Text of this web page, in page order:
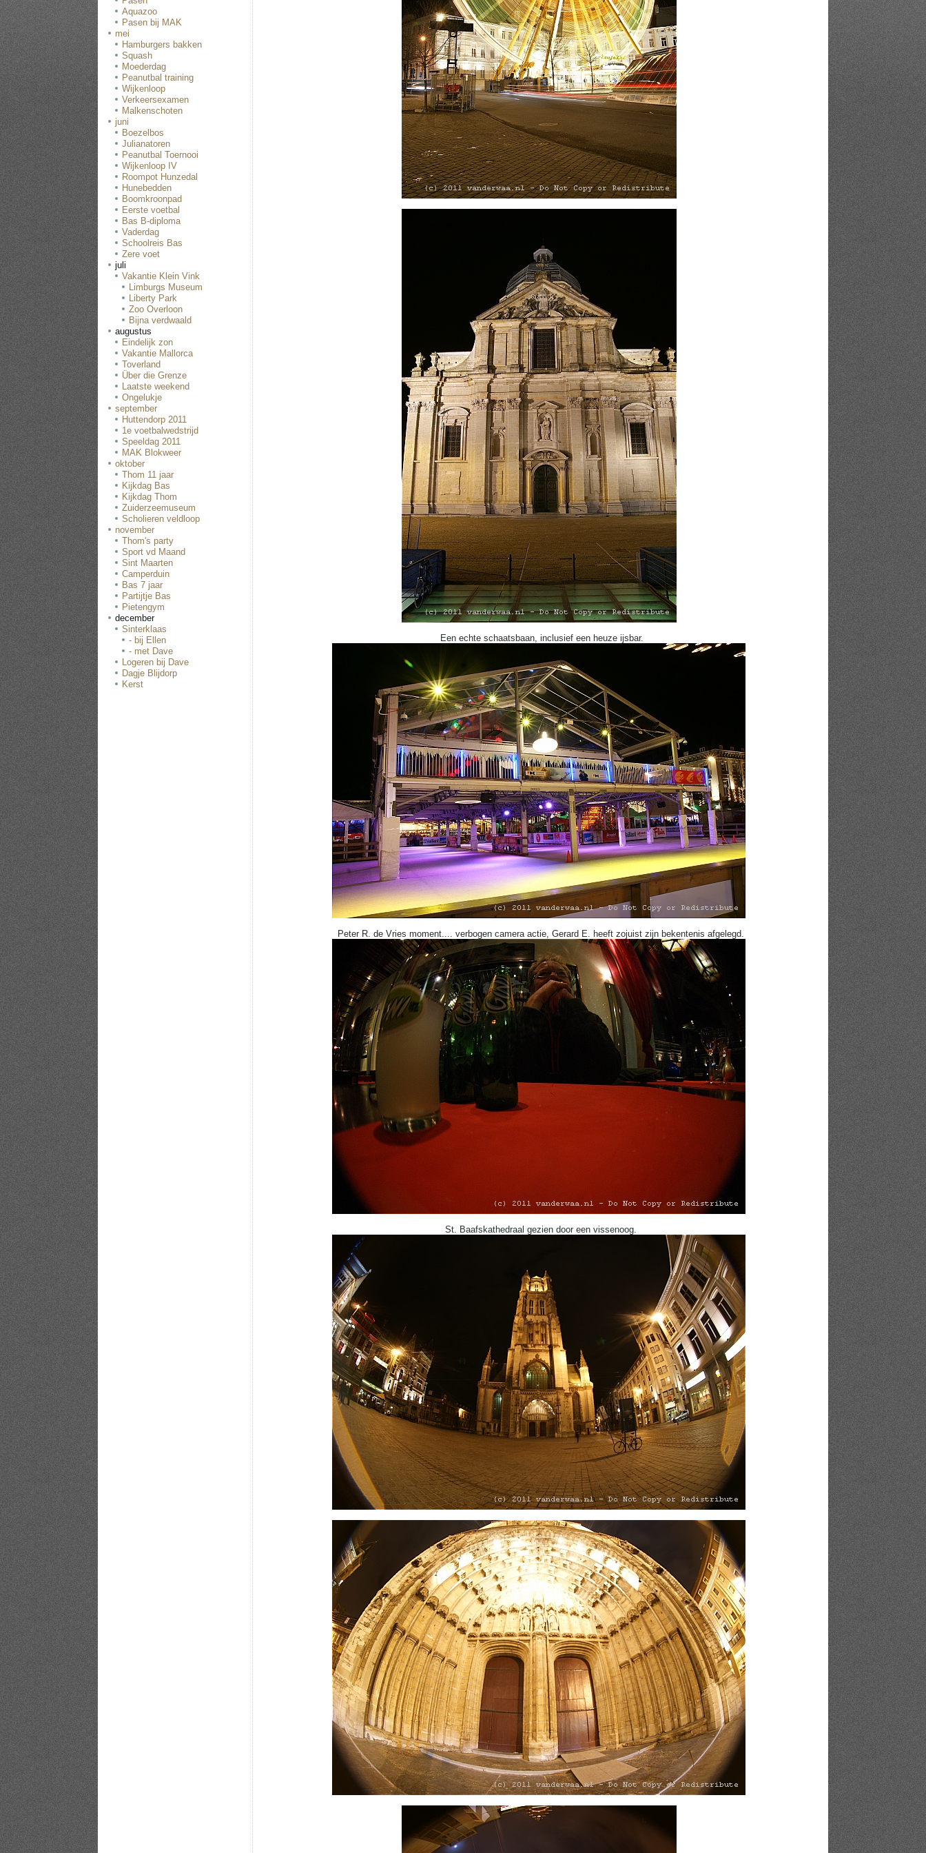
Aquazoo
Pasen bij MAK
mei
Hamburgers bakken
Squash
Moederdag
Peanutbal training
Wijkenloop
Verkeersexamen
Malkenschoten
juni
Boezelbos
Julianatoren
Peanutbal Toernooi
Wijkenloop IV
Roompot Hunzedal
Hunebedden
Boomkroonpad
Eerste voetbal
Bas B-diploma
Vaderdag
Schoolreis Bas
Zere voet
juli
Vakantie Klein Vink
Limburgs Museum
Liberty Park
Zoo Overloon
Bijna verdwaald
augustus
Eindelijk zon
Vakantie Mallorca
Toverland
Über die Grenze
Laatste weekend
Ongelukje
september
Huttendorp 2011
1e voetbalwedstrijd
Speeldag 2011
MAK Blokweer
oktober
Thom 11 jaar
Kijkdag Bas
Kijkdag Thom
Zuiderzeemuseum
Scholieren veldloop
november
Thom's party
Sport vd Maand
Sint Maarten
Camperduin
Bas 7 jaar
Partijtje Bas
Pietengym
december
Sinterklaas
- bij Ellen
- met Dave
Logeren bij Dave
Dagje Blijdorp
Kerst
Een echte schaatsbaan, inclusief een heuze ijsbar.
Peter R. de Vries moment.... verbogen camera actie, Gerard E. heeft zojuist zijn bekentenis afgelegd.
St. Baafskathedraal gezien door een vissenoog.